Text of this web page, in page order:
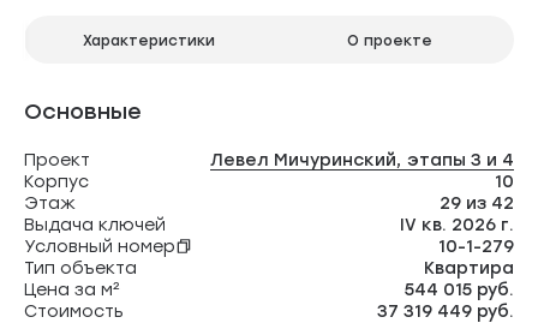
Характеристики О проекте
Основные
Проект
Левел Мичуринский, этапы 3 и 4
Корпус
10
Этаж
29 из 42
Выдача ключей
IV кв. 2026 г.
Условный номер
10-1-279
Тип объекта
Квартира
Цена за м²
544 015 руб.
Стоимость
37 319 449 руб.